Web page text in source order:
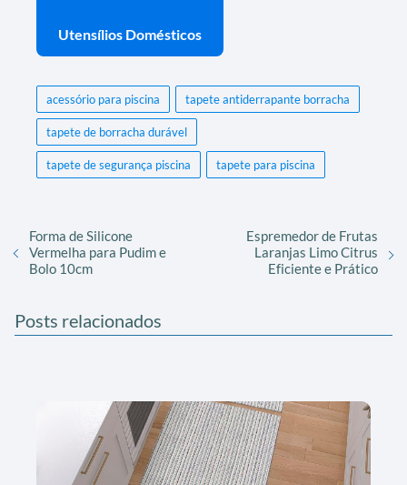
Utensílios Domésticos
acessório para piscina tapete antiderrapante borracha
tapete de borracha durável
tapete de segurança piscina tapete para piscina
Forma de Silicone
Vermelha para Pudim e
Bolo 10cm
Espremedor de Frutas
Laranjas Limo Citrus
Eficiente e Prático
Posts relacionados